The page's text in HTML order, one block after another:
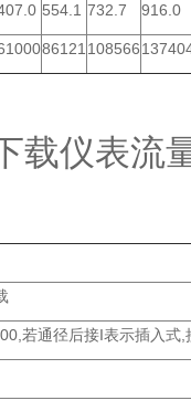
554.1 732.7 916.0
86121 108566
载仪表流
若通径后接I表示插入式,